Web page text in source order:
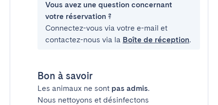
Vous avez une question concernant
votre réservation ?
Connectez-vous via votre e-mail et
contactez-nous via la Boîte de réception.
Bon à savoir
Les animaux ne sont pas admis.
Nous nettoyons et désinfectons